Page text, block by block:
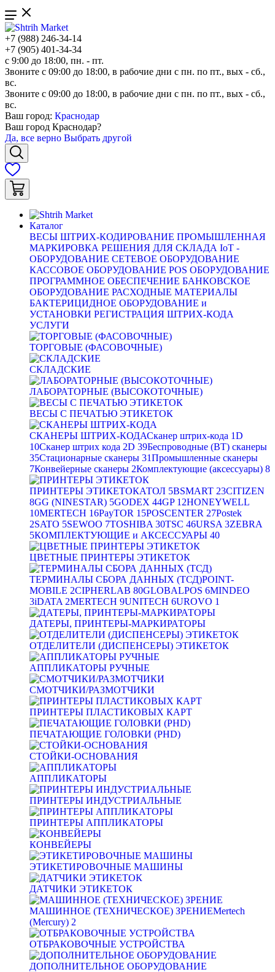
+7 (988) 246-34-14
+7 (905) 401-34-34
с 9:00 до 18:00, пн. - пт.
Звоните с 09:00 до 18:00, в рабочие дни с пн. по пт., вых - сб.,
вс.
Звоните с 09:00 до 18:00, в рабочие дни с пн. по пт., вых - сб.,
вс.
Ваш город: Краснодар
Ваш город Краснодар?
Да, все верно Выбрать другой
Каталог
ВЕСЫ ШТРИХ-КОДИРОВАНИЕ ПРОМЫШЛЕННАЯ
МАРКИРОВКА РЕШЕНИЯ ДЛЯ СКЛАДА IoT -
ОБОРУДОВАНИЕ СЕТЕВОЕ ОБОРУДОВАНИЕ
КАССОВОЕ ОБОРУДОВАНИЕ POS ОБОРУДОВАНИЕ
ПРОГРАММНОЕ ОБЕСПЕЧЕНИЕ БАНКОВСКОЕ
ОБОРУДОВАНИЕ РАСХОДНЫЕ МАТЕРИАЛЫ
БАКТЕРИЦИДНОЕ ОБОРУДОВАНИЕ и
УСТАНОВКИ РЕГИСТРАЦИЯ ШТРИХ-КОДА
УСЛУГИ
ТОРГОВЫЕ (ФАСОВОЧНЫЕ)
СКЛАДСКИЕ
ЛАБОРАТОРНЫЕ (ВЫСОКОТОЧНЫЕ)
ВЕСЫ С ПЕЧАТЬЮ ЭТИКЕТОК
СКАНЕРЫ ШТРИХ-КОДАСканер штрих-кода 1D
10Сканер штрих кода 2D 39Беспроводные (BT) сканеры
35Стационарные сканеры 31Промышленные сканеры
7Конвейерные сканеры 2Комплектующие (аксессуары) 8
ПРИНТЕРЫ ЭТИКЕТОКАТОЛ 5BSMART 23CITIZEN
8GG (NINESTAR) 5GODEX 44GP12HONEYWELL
10MERTECH 16PayTOR 15POSCENTER 27Postek
2SATO 5SEWOO 7TOSHIBA 30TSC 46URSA 3ZEBRA
5КОМПЛЕКТУЮЩИЕ и АКСЕССУАРЫ 40
ЦВЕТНЫЕ ПРИНТЕРЫ ЭТИКЕТОК
ТЕРМИНАЛЫ СБОРА ДАННЫХ (ТСД)POINT-
MOBILE 2CIPHERLAB 80GLOBALPOS 6MINDEO
3iDATA 2MERTECH 9UNITECH 6UROVO 1
ДАТЕРЫ, ПРИНТЕРЫ-МАРКИРАТОРЫ
ОТДЕЛИТЕЛИ (ДИСПЕНСЕРЫ) ЭТИКЕТОК
АППЛИКАТОРЫ РУЧНЫЕ
СМОТЧИКИ/РАЗМОТЧИКИ
ПРИНТЕРЫ ПЛАСТИКОВЫХ КАРТ
ПЕЧАТАЮЩИЕ ГОЛОВКИ (PHD)
СТОЙКИ-ОСНОВАНИЯ
АППЛИКАТОРЫ
ПРИНТЕРЫ ИНДУСТРИАЛЬНЫЕ
ПРИНТЕРЫ АППЛИКАТОРЫ
КОНВЕЙЕРЫ
ЭТИКЕТИРОВОЧНЫЕ МАШИНЫ
ДАТЧИКИ ЭТИКЕТОК
МАШИННОЕ (ТЕХНИЧЕСКОЕ) ЗРЕНИЕMertech
(Mercury) 2
ОТБРАКОВОЧНЫЕ УСТРОЙСТВА
ДОПОЛНИТЕЛЬНОЕ ОБОРУДОВАНИЕ